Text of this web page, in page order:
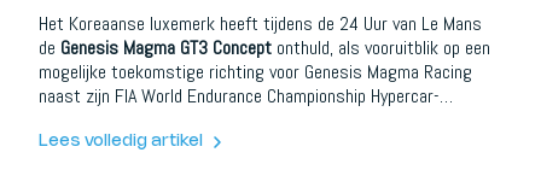
Het Koreaanse luxemerk heeft tijdens de 24 Uur van Le Mans
de Genesis Magma GT3 Concept onthuld, als vooruitblik op een
mogelijke toekomstige richting voor Genesis Magma Racing
naast zijn FIA World Endurance Championship Hypercar-
geen bevestigde racewagen, wordt de boodschap steeds
Lees volledig artikel